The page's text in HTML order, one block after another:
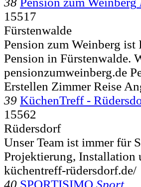
15517
Fürstenwalde
Pension zum Weinberg
Pension in Fürstenwalde.
pensionzumweinberg.de
Erstellen Zimmer Reise
39 KüchenTreff -
15562
Rüdersdorf
Unser Team ist immer für
Projektierung, Installation
küchentreff-rüdersdorf.de/
40 SPORTISIMO Sport